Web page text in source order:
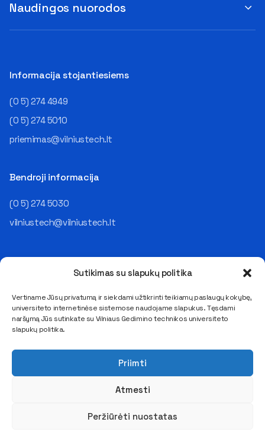
Sutikimas su slapukų politika
Vertiname Jūsų privatumą ir siekdami užtikrinti teikiamų paslaugų kokybę,
universiteto internetinėse sistemose naudojame slapukus. Tęsdami
naršymą Jūs sutinkate su Vilniaus Gedimino technikos universiteto
slapukų politika.
Priimti
Atmesti
Peržiūrėti nuostatas
Informacija stojantiesiems
(0 5) 274 4949
(0 5) 274 5010
priemimas@vilniustech.lt
Bendroji informacija
(0 5) 274 5030
vilniustech@vilniustech.lt
Naudingos nuorodos
Saulėtekio al. 11, LT-10223 Vilnius
E. pristatymo dėžutės adresas 111950243
Kodas 111950243, PVM mokėtojo kodas LT119502413